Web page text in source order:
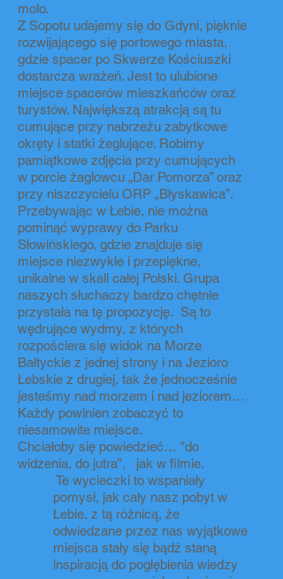
molo.
Z Sopotu udajemy się do Gdyni, pięknie
rozwijającego się portowego miasta,
gdzie spacer po Skwerze Kościuszki
dostarcza wrażeń. Jest to ulubione
miejsce spacerów mieszkańców oraz
turystów. Największą atrakcją są tu
cumujące przy nabrzeżu zabytkowe
okręty i statki żeglujące. Robimy
pamiątkowe zdjęcia przy cumujących
w porcie żaglowcu „Dar Pomorza” oraz
przy niszczycielu ORP „Błyskawica”.
Przebywając w Łebie, nie można
pominąć wyprawy do Parku
Słowińskiego, gdzie znajduje się
miejsce niezwykłe i przepiękne,
unikalne w skali całej Polski. Grupa
naszych słuchaczy bardzo chętnie
przystała na tę propozycję. Są to
wędrujące wydmy, z których
rozpościera się widok na Morze
Bałtyckie z jednej strony i na Jezioro
Łebskie z drugiej, tak że jednocześnie
jesteśmy nad morzem i nad jeziorem…
Każdy powinien zobaczyć to
niesamowite miejsce.
Chciałoby się powiedzieć… ”do
widzenia, do jutra”, jak w filmie.
Te wycieczki to wspaniały
pomysł, jak cały nasz pobyt w
Łebie, z tą różnicą, że
odwiedzane przez nas wyjątkowe
miejsca stały się bądź staną
inspiracją do pogłębienia wiedzy